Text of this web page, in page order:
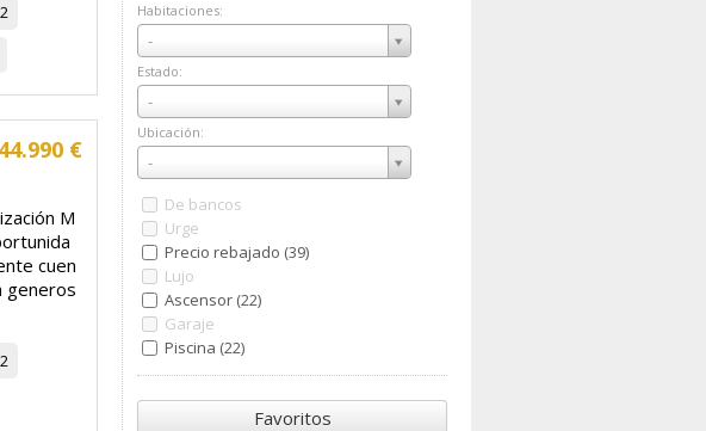
Habitaciones:
-
Habitaciones:
Estado:
-
Estado:
Ubicación:
-
Ubicación:
De bancos
Urge
Precio rebajado (39)
Lujo
Ascensor (22)
Garaje
Piscina (22)
Favoritos
€
M
cuen
generos